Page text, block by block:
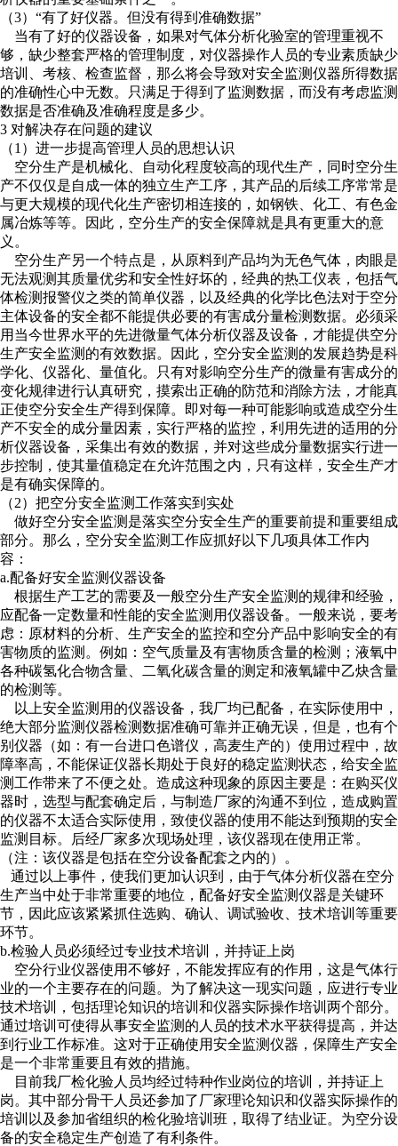
（3）“有了好仪器。但没有得到准确数据”
当有了好的仪器设备，如果对气体分析化验室的管理重视不
够，缺少整套严格的管理制度，对仪器操作人员的专业素质缺少
培训、考核、检查监督，那么将会导致对安全监测仪器所得数据
的准确性心中无数。只满足于得到了监测数据，而没有考虑监测
数据是否准确及准确程度是多少。
3 对解决存在问题的建议
（1）进一步提高管理人员的思想认识
空分生产是机械化、自动化程度较高的现代生产，同时空分生
产不仅仅是自成一体的独立生产工序，其产品的后续工序常常是
与更大规模的现代化生产密切相连接的，如钢铁、化工、有色金
属冶炼等等。因此，空分生产的安全保障就是具有更重大的意
义。
空分生产另一个特点是，从原料到产品均为无色气体，肉眼是
无法观测其质量优劣和安全性好坏的，经典的热工仪表，包括气
体检测报警仪之类的简单仪器，以及经典的化学比色法对于空分
主体设备的安全都不能提供必要的有害成分量检测数据。必须采
用当今世界水平的先进微量气体分析仪器及设备，才能提供空分
生产安全监测的有效数据。因此，空分安全监测的发展趋势是科
学化、仪器化、量值化。只有对影响空分生产的微量有害成分的
变化规律进行认真研究，摸索出正确的防范和消除方法，才能真
正使空分安全生产得到保障。即对每一种可能影响或造成空分生
产不安全的成分量因素，实行严格的监控，利用先进的适用的分
析仪器设备，采集出有效的数据，并对这些成分量数据实行进一
步控制，使其量值稳定在允许范围之内，只有这样，安全生产才
是有确实保障的。
（2）把空分安全监测工作落实到实处
做好空分安全监测是落实空分安全生产的重要前提和重要组成
部分。那么，空分安全监测工作应抓好以下几项具体工作内
容：
a.配备好安全监测仪器设备
根据生产工艺的需要及一般空分生产安全监测的规律和经验，
应配备一定数量和性能的安全监测用仪器设备。一般来说，要考
虑：原材料的分析、生产安全的监控和空分产品中影响安全的有
害物质的监测。例如：空气质量及有害物质含量的检测；液氧中
各种碳氢化合物含量、二氧化碳含量的测定和液氧罐中乙炔含量
的检测等。
以上安全监测用的仪器设备，我厂均已配备，在实际使用中，
绝大部分监测仪器检测数据准确可靠并正确无误，但是，也有个
别仪器（如：有一台进口色谱仪，高麦生产的）使用过程中，故
障率高，不能保证仪器长期处于良好的稳定监测状态，给安全监
测工作带来了不便之处。造成这种现象的原因主要是：在购买仪
器时，选型与配套确定后，与制造厂家的沟通不到位，造成购置
的仪器不太适合实际使用，致使仪器的使用不能达到预期的安全
监测目标。后经厂家多次现场处理，该仪器现在使用正常。
（注：该仪器是包括在空分设备配套之内的）。
通过以上事件，使我们更加认识到，由于气体分析仪器在空分
生产当中处于非常重要的地位，配备好安全监测仪器是关键环
节，因此应该紧紧抓住选购、确认、调试验收、技术培训等重要
环节。
b.检验人员必须经过专业技术培训，并持证上岗
空分行业仪器使用不够好，不能发挥应有的作用，这是气体行
业的一个主要存在的问题。为了解决这一现实问题，应进行专业
技术培训，包括理论知识的培训和仪器实际操作培训两个部分。
通过培训可使得从事安全监测的人员的技术水平获得提高，并达
到行业工作标准。这对于正确使用安全监测仪器，保障生产安全
是一个非常重要且有效的措施。
目前我厂检化验人员均经过特种作业岗位的培训，并持证上
岗。其中部分骨干人员还参加了厂家理论知识和仪器实际操作的
培训以及参加省组织的检化验培训班，取得了结业证。为空分设
备的安全稳定生产创造了有利条件。